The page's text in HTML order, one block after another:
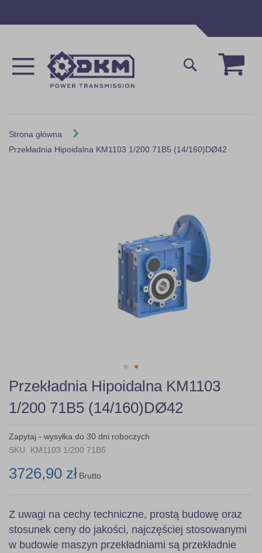
Mój
Szukaj
Strona główna
Przekładnia Hipoidalna KM1103 1/200 71B5 (14/160)DØ42
Skip
to
the
beginning
the
images
Przekładnia Hipoidalna KM1103
1/200 71B5 (14/160)DØ42
Zapytaj - wysyłka do 30 dni roboczych
SKU
KM1103 1/200 71B5
3726,90 zł Brutto
Z uwagi na cechy techniczne, prostą budowę oraz
stosunek ceny do jakości, najczęściej stosowanymi
w budowie maszyn przekładniami są przekładnie